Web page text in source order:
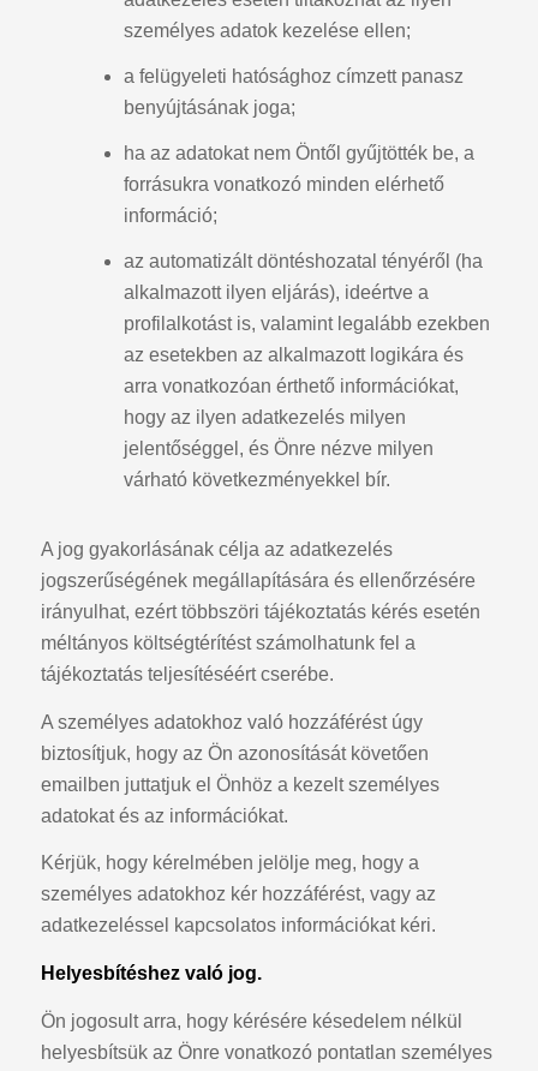
személyes adatok kezelése ellen;
a felügyeleti hatósághoz címzett panasz
benyújtásának joga;
ha az adatokat nem Öntől gyűjtötték be, a
forrásukra vonatkozó minden elérhető
információ;
az automatizált döntéshozatal tényéről (ha
alkalmazott ilyen eljárás), ideértve a
profilalkotást is, valamint legalább ezekben
az esetekben az alkalmazott logikára és
arra vonatkozóan érthető információkat,
hogy az ilyen adatkezelés milyen
jelentőséggel, és Önre nézve milyen
várható következményekkel bír.
A jog gyakorlásának célja az adatkezelés
jogszerűségének megállapítására és ellenőrzésére
irányulhat, ezért többszöri tájékoztatás kérés esetén
méltányos költségtérítést számolhatunk fel a
tájékoztatás teljesítéséért cserébe.
A személyes adatokhoz való hozzáférést úgy
biztosítjuk, hogy az Ön azonosítását követően
emailben juttatjuk el Önhöz a kezelt személyes
adatokat és az információkat.
Kérjük, hogy kérelmében jelölje meg, hogy a
személyes adatokhoz kér hozzáférést, vagy az
adatkezeléssel kapcsolatos információkat kéri.
Helyesbítéshez való jog.
Ön jogosult arra, hogy kérésére késedelem nélkül
helyesbítsük az Önre vonatkozó pontatlan személyes